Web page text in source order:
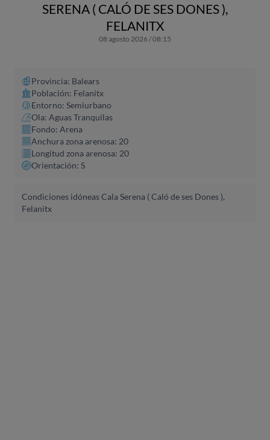
SERENA ( CALÓ DE SES DONES ),
FELANITX
08 agosto 2026 / 08:15
Provincia: Balears
Población: Felanitx
Entorno: Semiurbano
Ola: Aguas Tranquilas
Fondo: Arena
Anchura zona arenosa: 20
Longitud zona arenosa: 20
Orientación: S
Condiciones idóneas Cala Serena ( Caló de ses Dones ),
Felanitx